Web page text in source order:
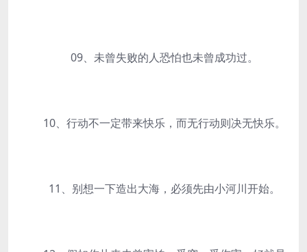
09、未曾失败的人恐怕也未曾成功过。
10、行动不一定带来快乐，而无行动则决无快乐。
11、别想一下造出大海，必须先由小河川开始。